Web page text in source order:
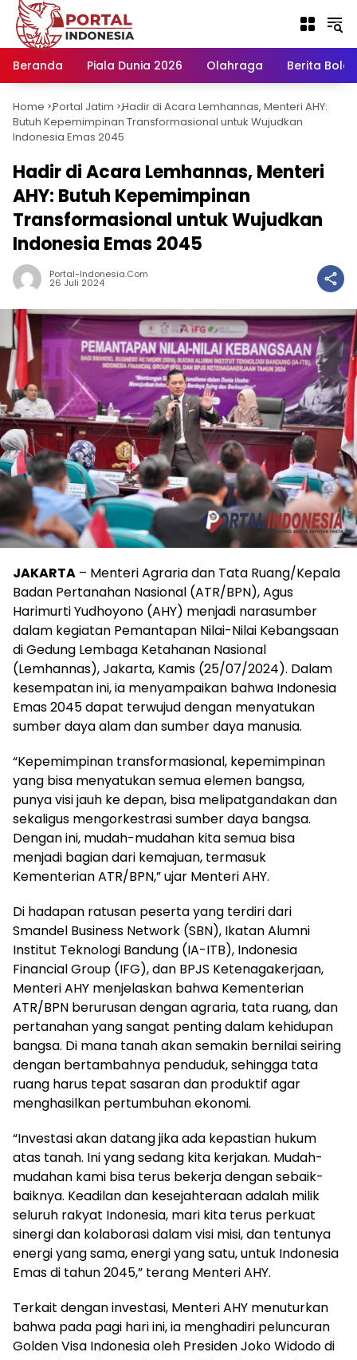
Langsung
konten
Beranda
Piala Dunia 2026 Olahraga Berita Bola
Home -
Portal Jatim -
Hadir di Acara Lemhannas, Menteri AHY:
Butuh Kepemimpinan Transformasional untuk Wujudkan
Indonesia Emas 2045
Hadir di Acara Lemhannas, Menteri
AHY: Butuh Kepemimpinan
Transformasional untuk Wujudkan
Indonesia Emas 2045
Portal-Indonesia.com
26 Juli 2024
JAKARTA – Menteri Agraria dan Tata Ruang/Kepala
Badan Pertanahan Nasional (ATR/BPN), Agus
Harimurti Yudhoyono (AHY) menjadi narasumber
dalam kegiatan Pemantapan Nilai-Nilai Kebangsaan
di Gedung Lembaga Ketahanan Nasional
(Lemhannas), Jakarta, Kamis (25/07/2024). Dalam
kesempatan ini, ia menyampaikan bahwa Indonesia
Emas 2045 dapat terwujud dengan menyatukan
sumber daya alam dan sumber daya manusia.
“Kepemimpinan transformasional, kepemimpinan
yang bisa menyatukan semua elemen bangsa,
punya visi jauh ke depan, bisa melipatgandakan dan
sekaligus mengorkestrasi sumber daya bangsa.
Dengan ini, mudah-mudahan kita semua bisa
menjadi bagian dari kemajuan, termasuk
Kementerian ATR/BPN,” ujar Menteri AHY.
Di hadapan ratusan peserta yang terdiri dari
Smandel Business Network (SBN), Ikatan Alumni
Institut Teknologi Bandung (IA-ITB), Indonesia
Financial Group (IFG), dan BPJS Ketenagakerjaan,
Menteri AHY menjelaskan bahwa Kementerian
ATR/BPN berurusan dengan agraria, tata ruang, dan
pertanahan yang sangat penting dalam kehidupan
bangsa. Di mana tanah akan semakin bernilai seiring
dengan bertambahnya penduduk, sehingga tata
ruang harus tepat sasaran dan produktif agar
menghasilkan pertumbuhan ekonomi.
“Investasi akan datang jika ada kepastian hukum
atas tanah. Ini yang sedang kita kerjakan. Mudah-
mudahan kami bisa terus bekerja dengan sebaik-
baiknya. Keadilan dan kesejahteraan adalah milik
seluruh rakyat Indonesia, mari kita terus perkuat
sinergi dan kolaborasi dalam visi misi, dan tentunya
energi yang sama, energi yang satu, untuk Indonesia
Emas di tahun 2045,” terang Menteri AHY.
Terkait dengan investasi, Menteri AHY menuturkan
bahwa pada pagi hari ini, ia menghadiri peluncuran
Golden Visa Indonesia oleh Presiden Joko Widodo di